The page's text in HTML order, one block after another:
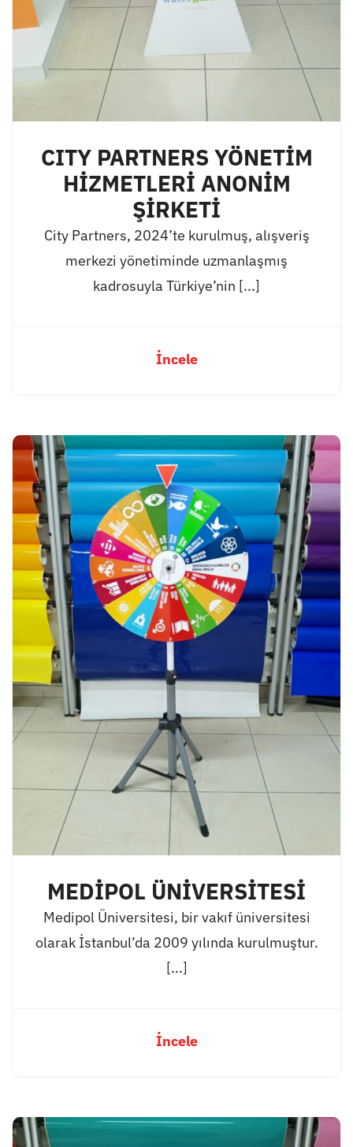
CITY PARTNERS YÖNETİM
HİZMETLERİ ANONİM
ŞİRKETİ
City Partners, 2024’te kurulmuş, alışveriş
merkezi yönetiminde uzmanlaşmış
kadrosuyla Türkiye’nin [...]
İncele
MEDİPOL ÜNİVERSİTESİ
Medipol Üniversitesi, bir vakıf üniversitesi
olarak İstanbul’da 2009 yılında kurulmuştur.
[...]
İncele